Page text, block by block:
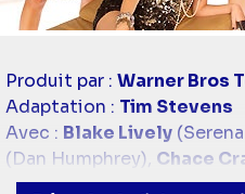
Casting
simba
Produit par : Warner Bros
Adaptation : Tim Stevens
Avec : Blake Lively
(Dan Humphrey), Chace
Westwick(Chuck Bass),